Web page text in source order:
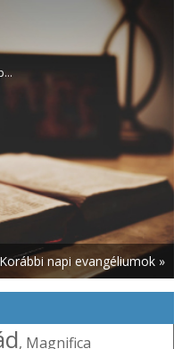
Korábbi napi evangéliumok »
, Magnifica